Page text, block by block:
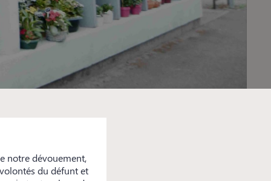
notre dévouement,
du défunt et